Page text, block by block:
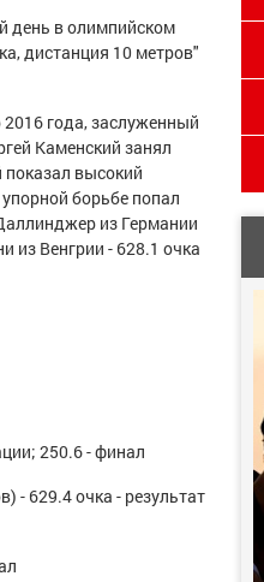
день в олимпийском
дистанция 10 метров"
года, заслуженный
Каменский занял
показал высокий
борьбе попал
из Германии
из Венгрии - 628.1 очка
250.6 - финал
- 629.4 очка - результат